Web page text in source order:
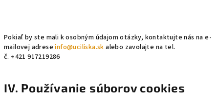
Pokiaľ by ste mali k osobným údajom otázky, kontaktujte nás na e-
mailovej adreseinfo@uciliska.sk alebo zavolajte na tel.
č. +421 917219286
IV. Používanie súborov cookies